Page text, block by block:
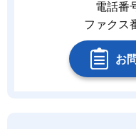
電話番
ファクス
お